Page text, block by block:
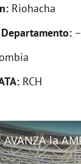
Riohacha
–
RCH